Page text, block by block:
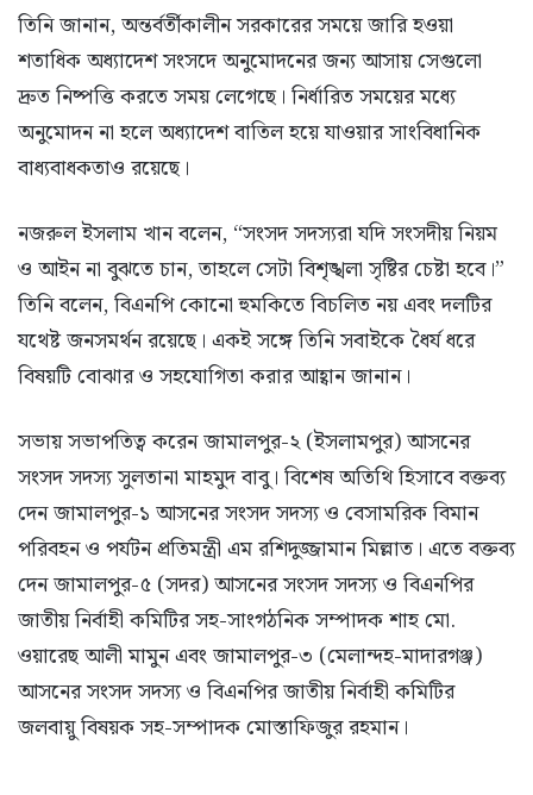
তিনি জানান, অন্তর্বর্তীকালীন সরকারের সময়ে জারি হওয়া
শতাধিক অধ্যাদেশ সংসদে অনুমোদনের জন্য আসায় সেগুলো
দ্রুত নিষ্পত্তি করতে সময় লেগেছে। নির্ধারিত সময়ের মধ্যে
অনুমোদন না হলে অধ্যাদেশ বাতিল হয়ে যাওয়ার সাংবিধানিক
বাধ্যবাধকতাও রয়েছে।
নজরুল ইসলাম খান বলেন, “সংসদ সদস্যরা যদি সংসদীয় নিয়ম
ও আইন না বুঝতে চান, তাহলে সেটা বিশৃঙ্খলা সৃষ্টির চেষ্টা হবে।”
তিনি বলেন, বিএনপি কোনো হুমকিতে বিচলিত নয় এবং দলটির
যথেষ্ট জনসমর্থন রয়েছে। একই সঙ্গে তিনি সবাইকে ধৈর্য ধরে
বিষয়টি বোঝার ও সহযোগিতা করার আহ্বান জানান।
সভায় সভাপতিত্ব করেন জামালপুর-২ (ইসলামপুর) আসনের
সংসদ সদস্য সুলতানা মাহমুদ বাবু। বিশেষ অতিথি হিসাবে বক্তব্য
দেন জামালপুর-১ আসনের সংসদ সদস্য ও বেসামরিক বিমান
পরিবহন ও পর্যটন প্রতিমন্ত্রী এম রশিদুজ্জামান মিল্লাত। এতে বক্তব্য
দেন জামালপুর-৫ (সদর) আসনের সংসদ সদস্য ও বিএনপির
জাতীয় নির্বাহী কমিটির সহ-সাংগঠনিক সম্পাদক শাহ মো.
ওয়ারেছ আলী মামুন এবং জামালপুর-৩ (মেলান্দহ-মাদারগঞ্জ)
আসনের সংসদ সদস্য ও বিএনপির জাতীয় নির্বাহী কমিটির
জলবায়ু বিষয়ক সহ-সম্পাদক মোস্তাফিজুর রহমান।